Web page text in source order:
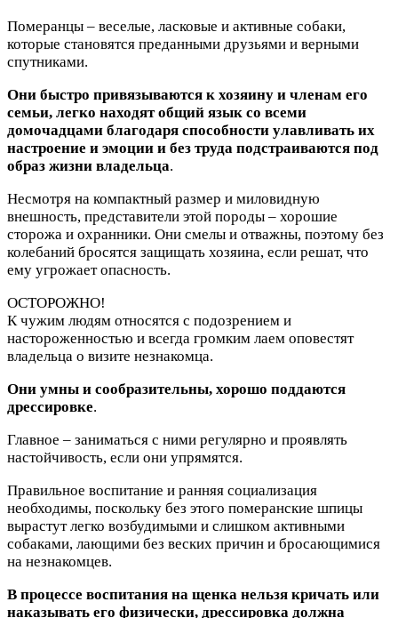
Померанцы – веселые, ласковые и активные собаки,
которые становятся преданными друзьями и верными
спутниками.
Они быстро привязываются к хозяину и членам его
семьи, легко находят общий язык со всеми
домочадцами благодаря способности улавливать их
настроение и эмоции и без труда подстраиваются под
образ жизни владельца.
Несмотря на компактный размер и миловидную
внешность, представители этой породы – хорошие
сторожа и охранники. Они смелы и отважны, поэтому без
колебаний бросятся защищать хозяина, если решат, что
ему угрожает опасность.
ОСТОРОЖНО!
К чужим людям относятся с подозрением и
настороженностью и всегда громким лаем оповестят
владельца о визите незнакомца.
Они умны и сообразительны, хорошо поддаются
дрессировке.
Главное – заниматься с ними регулярно и проявлять
настойчивость, если они упрямятся.
Правильное воспитание и ранняя социализация
необходимы, поскольку без этого померанские шпицы
вырастут легко возбудимыми и слишком активными
собаками, лающими без веских причин и бросающимися
на незнакомцев.
В процессе воспитания на щенка нельзя кричать или
наказывать его физически, дрессировка должна